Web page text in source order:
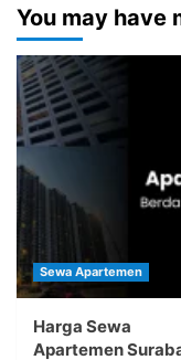
You may have
Sewa Apartemen
Harga Sewa
Apartemen